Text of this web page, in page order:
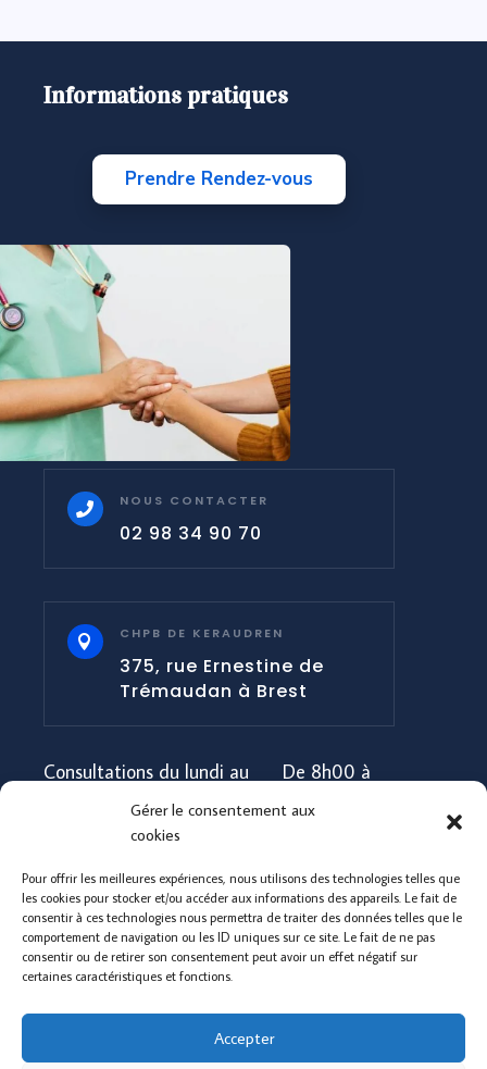
Gérer le consentement aux
cookies
Pour offrir les meilleures expériences, nous utilisons des technologies telles que
les cookies pour stocker et/ou accéder aux informations des appareils. Le fait de
consentir à ces technologies nous permettra de traiter des données telles que le
comportement de navigation ou les ID uniques sur ce site. Le fait de ne pas
consentir ou de retirer son consentement peut avoir un effet négatif sur
certaines caractéristiques et fonctions.
Accepter
Informations pratiques
Prendre Rendez-vous
 NOUS CONTACTER
02 98 34 90 70
 CHPB DE KERAUDREN
375, rue Ernestine de
Trémaudan à Brest
Consultations du lundi au
De 8h00 à
Consultations le week-
end
Pas de
consultation
Urgences 24h/24 - 7j/7